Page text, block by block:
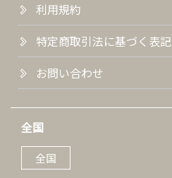
利用規約
特定商取引法に基づく表記
お問い合わせ
全国
全国